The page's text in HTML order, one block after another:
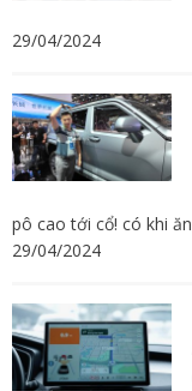
29/04/2024
pô cao tới cổ! có khi
29/04/2024